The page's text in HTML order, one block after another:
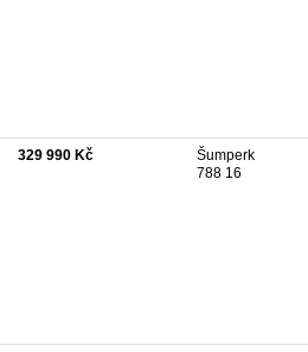
329 990 Kč
Šumperk
788 16